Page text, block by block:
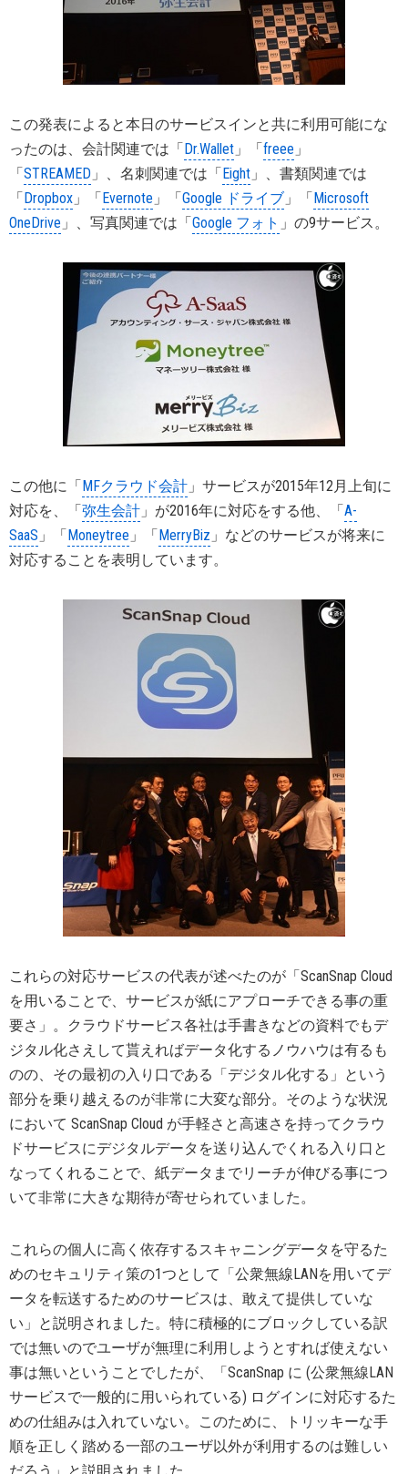
この発表によると本日のサービスインと共に利用可能にな
ったのは、会計関連では「Dr.Wallet 」「freee 」
「STREAMED 」、名刺関連では「Eight 」、書類関連では
「Dropbox 」「Evernote 」「Google ドライブ 」「Microsoft
OneDrive 」、写真関連では「Google フォト 」の9サービス。
この他に「MFクラウド会計 」サービスが2015年12月上旬に
対応を、「弥生会計 」が2016年に対応をする他、「A-
SaaS 」「Moneytree 」「MerryBiz 」などのサービスが将来に
対応することを表明しています。
これらの対応サービスの代表が述べたのが「ScanSnap Cloud
を用いることで、サービスが紙にアプローチできる事の重
要さ」。クラウドサービス各社は手書きなどの資料でもデ
ジタル化さえして貰えればデータ化するノウハウは有るも
のの、その最初の入り口である「デジタル化する」という
部分を乗り越えるのが非常に大変な部分。そのような状況
において ScanSnap Cloud が手軽さと高速さを持ってクラウ
ドサービスにデジタルデータを送り込んでくれる入り口と
なってくれることで、紙データまでリーチが伸びる事につ
いて非常に大きな期待が寄せられていました。
これらの個人に高く依存するスキャニングデータを守るた
めのセキュリティ策の1つとして「公衆無線LANを用いてデ
ータを転送するためのサービスは、敢えて提供していな
い」と説明されました。特に積極的にブロックしている訳
では無いのでユーザが無理に利用しようとすれば使えない
事は無いということでしたが、「ScanSnap に (公衆無線LAN
サービスで一般的に用いられている) ログインに対応するた
めの仕組みは入れていない。このために、トリッキーな手
順を正しく踏める一部のユーザ以外が利用するのは難しい